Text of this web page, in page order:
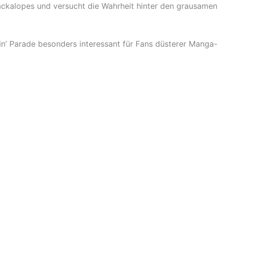
und versucht die Wahrheit hinter den grausamen
Parade besonders interessant für Fans düsterer Manga-